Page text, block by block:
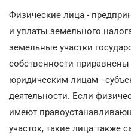
Физические лица -
и уплаты земельного
земельные участки
собственности
юридическим лицам -
деятельности. Если
имеют
участок, такие лица также